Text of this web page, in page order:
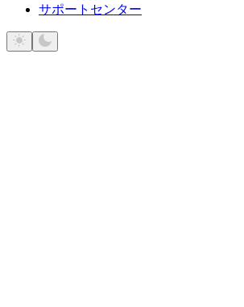
サポートセンター